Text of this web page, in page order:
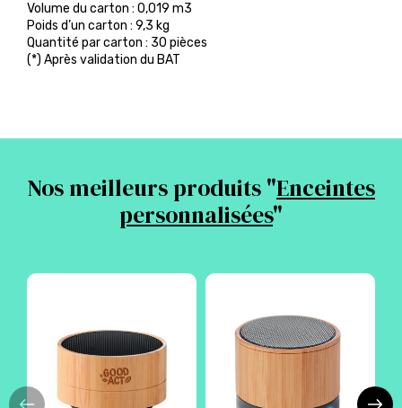
Volume du carton : 0,019 m3
Poids d’un carton : 9,3 kg
Quantité par carton : 30 pièces
(*) Après validation du BAT
Nos meilleurs produits "Enceintes
personnalisées"